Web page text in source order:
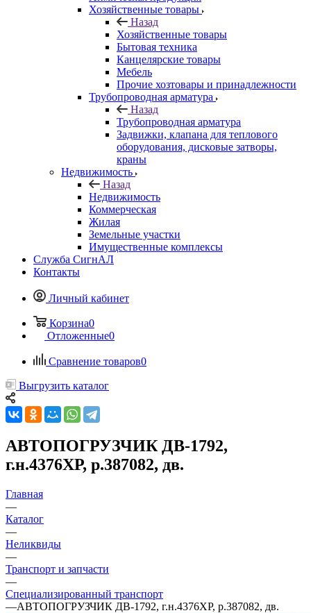
Хозяйственные товары
Назад
Хозяйственные товары
Бытовая техника
Канцелярские товары
Мебель
Прочие хозтовары и принадлежности
Трубопроводная арматура
Назад
Трубопроводная арматура
Задвижки, клапана для теплового
оборудования, дисковые затворы,
краны
Недвижимость
Назад
Недвижимость
Коммерческая
Жилая
Земельные участки
Имущественные комплексы
Служба СигнАЛ
Контакты
Личный кабинет
Корзина0
Отложенные0
Сравнение товаров0
Выгрузить каталог
АВТОПОГРУЗЧИК ДВ-1792,
г.н.4376ХР, р.387082, дв.
Главная
—
Каталог
—
Неликвиды
—
Транспорт и запчасти
—
Специализированный транспорт
—АВТОПОГРУЗЧИК ДВ-1792, г.н.4376ХР, р.387082, дв.